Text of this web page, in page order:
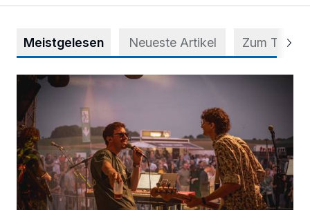
Meistgelesen Neueste Artikel Zum Thema
Mehr als nur ein Festival